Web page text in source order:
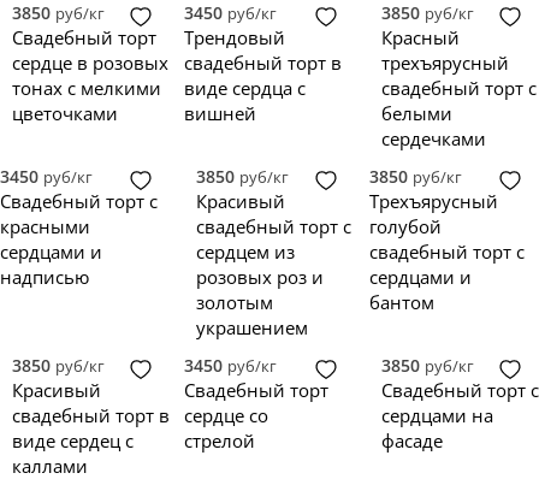
Лавандовый
0
Оранжевый
0
Персиковый
0
Синий
0
Фиолетовый
0
0
Черно-золотой
0
Градиент
0
Разноцветный
0
3850 руб/кг
Свадебный торт
сердце в розовых
тонах с мелкими
цветочками
3450 руб/кг
Трендовый
свадебный торт в
виде сердца с
вишней
3850 руб/кг
Красный
трехъярусный
свадебный торт с
белыми
сердечками
3450 руб/кг
Свадебный торт с
красными
сердцами и
надписью
3850 руб/кг
Красивый
свадебный торт с
сердцем из
розовых роз и
золотым
украшением
3850 руб/кг
Трехъярусный
голубой
свадебный торт с
сердцами и
бантом
3850 руб/кг
Красивый
свадебный торт в
виде сердец с
каллами
3450 руб/кг
Свадебный торт
сердце со
стрелой
3850 руб/кг
Свадебный торт с
сердцами на
фасаде